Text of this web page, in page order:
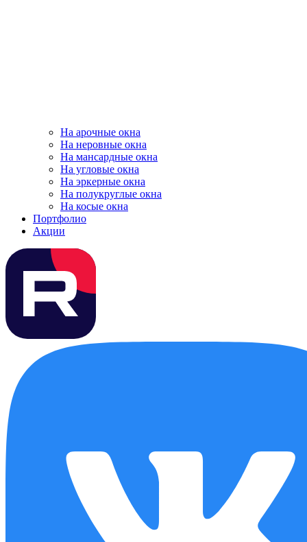
На арочные окна
На неровные окна
На мансардные окна
На угловые окна
На эркерные окна
На полукруглые окна
На косые окна
Портфолио
Акции